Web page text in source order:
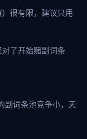
很有限，建议只用
了开始赌副词条
副词条池竞争小，天